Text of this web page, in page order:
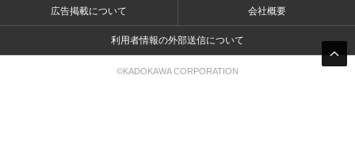
広告掲載について 会社概要
利用者情報の外部送信について
©KADOKAWA CORPORATION